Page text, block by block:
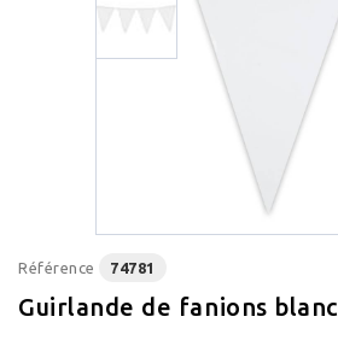
Référence 74781
Guirlande de fanions blanc